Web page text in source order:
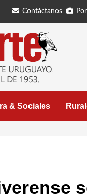
Contáctanos
& Sociales